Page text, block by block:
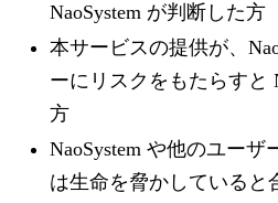
NaoSystem が判断した方
本サービスの提供が、
ーにリスクをもたらすと
方
NaoSystem や他のユーザ
は生命を脅かしていると